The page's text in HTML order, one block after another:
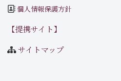
個人情報保護方針
【提携サイト】
サイトマップ